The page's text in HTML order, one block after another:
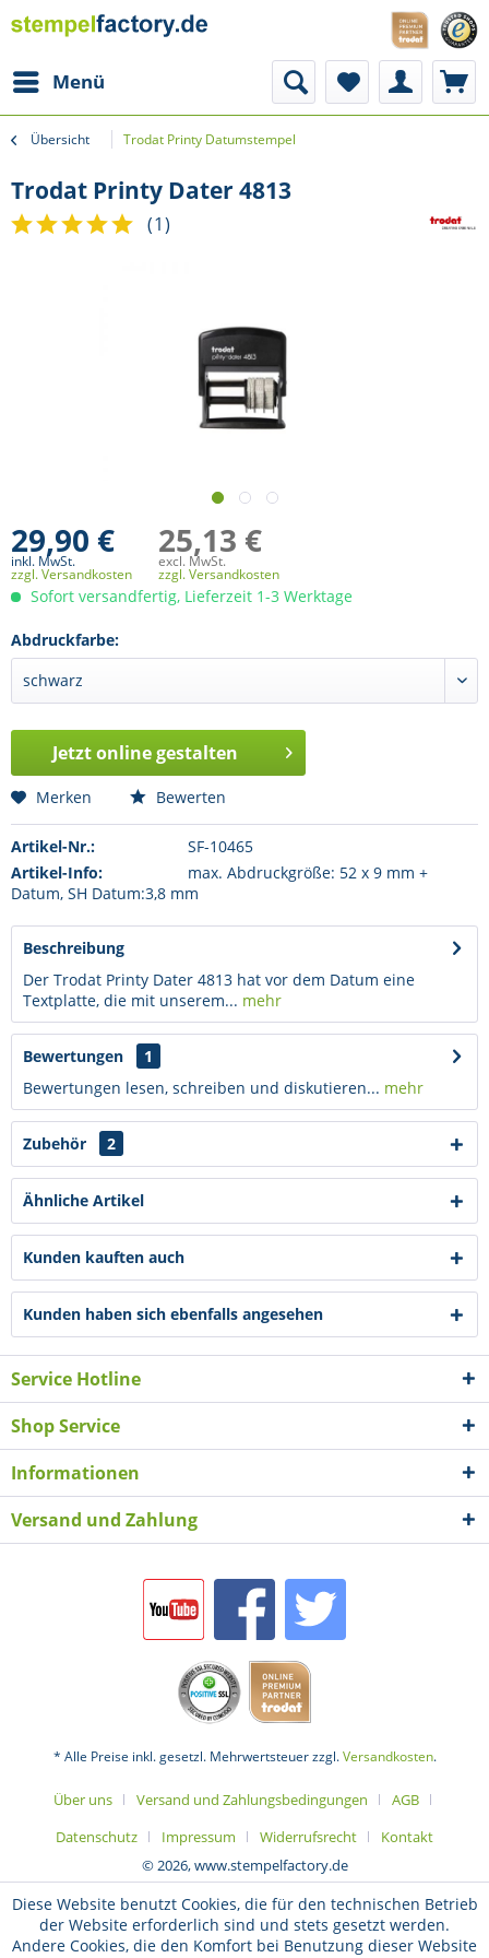
Menü
Übersicht Trodat Printy Datumstempel
Trodat Printy Dater 4813
(1)
29,90 €
inkl. MwSt.
zzgl. Versandkosten
25,13 €
excl. MwSt.
zzgl. Versandkosten
Sofort versandfertig, Lieferzeit 1-3 Werktage
Abdruckfarbe:
Jetzt online gestalten
Merken Bewerten
Artikel-Nr.:
SF-10465
Artikel-Info:
max. Abdruckgröße: 52 x 9 mm +
Datum, SH Datum:3,8 mm
Beschreibung
Der Trodat Printy Dater 4813 hat vor dem Datum eine
Textplatte, die mit unserem... mehr
Bewertungen
1
Bewertungen lesen, schreiben und diskutieren... mehr
Zubehör 2
Ähnliche Artikel
Kunden kauften auch
Kunden haben sich ebenfalls angesehen
Service Hotline
Shop Service
Informationen
Versand und Zahlung
* Alle Preise inkl. gesetzl. Mehrwertsteuer zzgl.Versandkosten.
Über uns Versand und Zahlungsbedingungen
AGB
Datenschutz
Impressum Widerrufsrecht
Kontakt
© 2026, www.stempelfactory.de
Diese Website benutzt Cookies, die für den technischen Betrieb
der Website erforderlich sind und stets gesetzt werden.
Andere Cookies, die den Komfort bei Benutzung dieser Website